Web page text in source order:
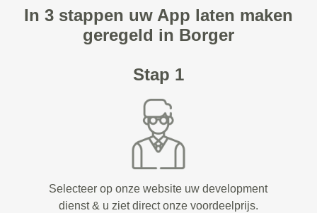
In 3 stappen uw App laten maken
geregeld in Borger
Stap 1
Selecteer op onze website uw development
dienst & u ziet direct onze voordeelprijs.